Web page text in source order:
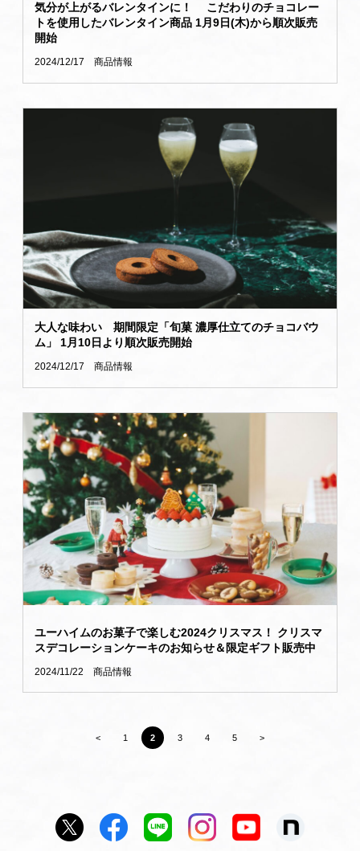
気分が上がるバレンタインに！ こだわりのチョコレー
トを使用したバレンタイン商品 1月9日(木)から順次販売
開始
2024/12/17 商品情報
大人な味わい 期間限定「旬菓 濃厚仕立てのチョコバウ
ム」 1月10日より順次販売開始
2024/12/17 商品情報
ユーハイムのお菓子で楽しむ2024クリスマス！ クリスマ
スデコレーションケーキのお知らせ＆限定ギフト販売中
2024/11/22 商品情報
< 1 2 3 4 5 >